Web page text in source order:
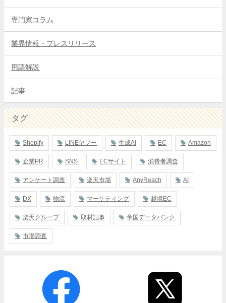
専門家コラム
業界情報・プレスリリース
用語解説
記事
タグ
Shopify LINEヤフー 生成AI EC Amazon
企業PR SNS ECサイト 消費者調査
アンケート調査 楽天市場 AnyReach AI
DX 物流 マーケティング 越境EC
楽天グループ 取材記事 帝国データバンク
市場調査